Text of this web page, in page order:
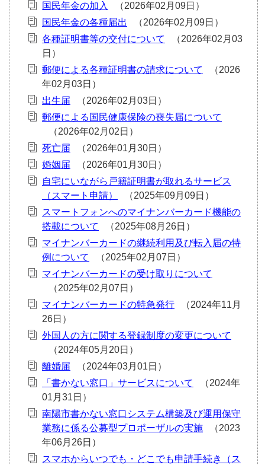
国民年金の加入
国民年金の各種届出
各種証明書等の交付について
郵便による各種証明書の請求について
出生届
郵便による国民健康保険の喪失届について
死亡届
婚姻届
自宅にいながら戸籍証明書が取れるサービス
（スマート申請）
スマートフォンへのマイナンバーカード機能の
搭載について
マイナンバーカードの継続利用及び転入届の特
例について
マイナンバーカードの受け取りについて
マイナンバーカードの特急発行
外国人の方に関する登録制度の変更について
離婚届
「書かない窓口」サービスについて
南陽市書かない窓口システム構築及び運用保守
業務に係る公募型プロポーザルの実施
スマホからいつでも・どこでも申請手続き（ス